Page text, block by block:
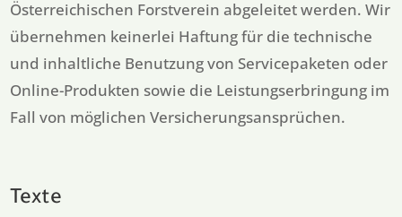
Österreichischen Forstverein abgeleitet werden. Wir
übernehmen keinerlei Haftung für die technische
und inhaltliche Benutzung von Servicepaketen oder
Online-Produkten sowie die Leistungserbringung im
Fall von möglichen Versicherungsansprüchen.
Texte